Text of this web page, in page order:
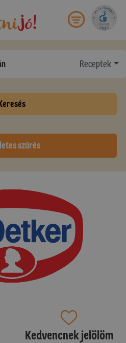
Receptek
szűrés
Kedvencnek jelölöm